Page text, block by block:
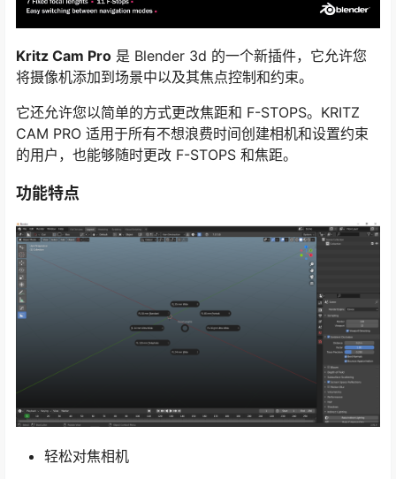
Kritz Cam Pro 是 Blender 3d 的一个新插件，它允许您
将摄像机添加到场景中以及其焦点控制和约束。
它还允许您以简单的方式更改焦距和 F-STOPS。KRITZ
CAM PRO 适用于所有不想浪费时间创建相机和设置约束
的用户，也能够随时更改 F-STOPS 和焦距。
功能特点
轻松对焦相机